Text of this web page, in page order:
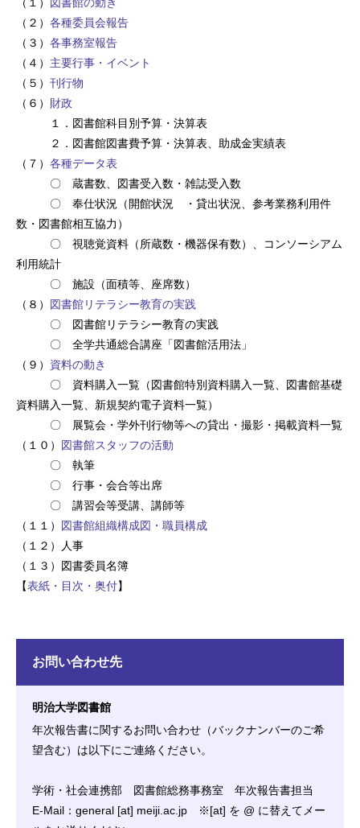
（２） 各種委員会報告
（３） 各事務室報告
（４） 主要行事・イベント
（５） 刊行物
（６） 財政
１．図書館科目別予算・決算表
２．図書館図書費予算・決算表、助成金実績表
（７） 各種データ表
〇 蔵書数、図書受入数・雑誌受入数
〇 奉仕状況（開館状況 ・貸出状況、参考業務利用件
数・図書館相互協力）
〇 視聴覚資料（所蔵数・機器保有数）、コンソーシアム
利用統計
〇 施設（面積等、座席数）
（８） 図書館リテラシー教育の実践
〇 図書館リテラシー教育の実践
〇 全学共通総合講座「図書館活用法」
（９） 資料の動き
〇 資料購入一覧（図書館特別資料購入一覧、図書館基礎
資料購入一覧、新規契約電子資料一覧）
〇 展覧会・学外刊行物等への貸出・撮影・掲載資料一覧
（１０） 図書館スタッフの活動
〇 執筆
〇 行事・会合等出席
〇 講習会等受講、講師等
（１１） 図書館組織構成図・職員構成
（１２）人事
（１３）図書委員名簿
【表紙・目次・奥付】
お問い合わせ先
明治大学図書館
年次報告書に関するお問い合わせ（バックナンバーのご希
望含む）は以下にご連絡ください。
学術・社会連携部 図書館総務事務室 年次報告書担当
E-Mail：general [at] meiji.ac.jp ※[at] を @ に替えてメー